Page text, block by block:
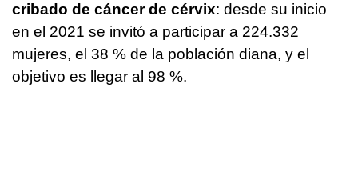
cribado de cáncer de cérvix: desde su inicio
en el 2021 se invitó a participar a 224.332
mujeres, el 38 % de la población diana, y el
objetivo es llegar al 98 %.